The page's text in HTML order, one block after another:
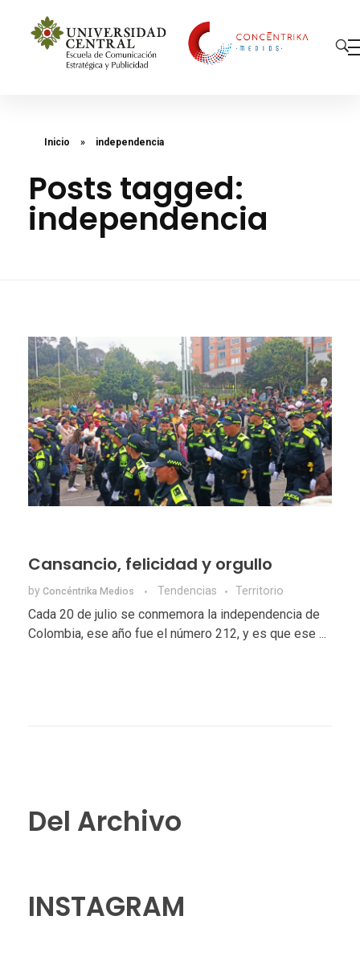
Inicio » independencia
Posts tagged:
independencia
Cansancio, felicidad y orgullo
by Concéntrika Medios Tendencias Territorio
Cada 20 de julio se conmemora la independencia de
Colombia, ese año fue el número 212, y es que ese ...
Del Archivo
INSTAGRAM